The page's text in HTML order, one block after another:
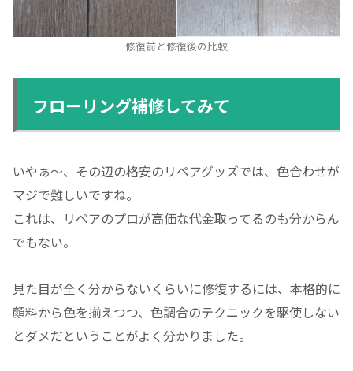
修復前と修復後の比較
フローリング補修してみて
いやぁ～、その辺の格安のリペアグッズでは、色合わせが
マジで難しいですね。
これは、リペアのプロが高価な代金取ってるのも分からん
でもない。
見た目が全く分からないくらいに修復するには、本格的に
顔料から色を揃えつつ、色調合のテクニックを駆使しない
とダメだということがよく分かりました。